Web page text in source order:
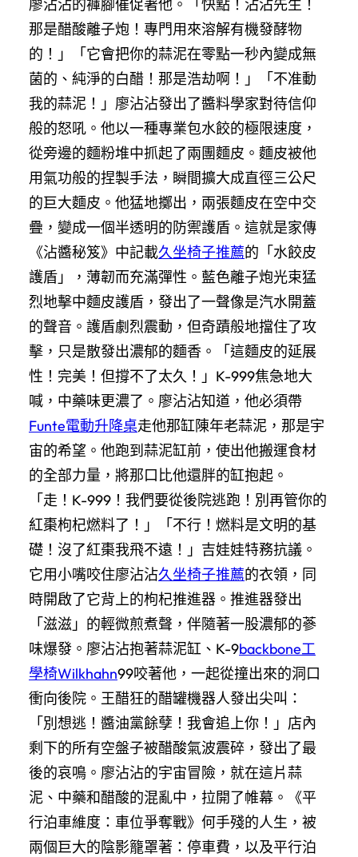
廖沾沾的褲腳催促著他。「快點！沾沾先生！
那是醋酸離子炮！專門用來溶解有機發酵物
的！」「它會把你的蒜泥在零點一秒內變成無
菌的、純淨的白醋！那是浩劫啊！」「不准動
我的蒜泥！」廖沾沾發出了醬料學家對待信仰
般的怒吼。他以一種專業包水餃的極限速度，
從旁邊的麵粉堆中抓起了兩團麵皮。麵皮被他
用氣功般的捏製手法，瞬間擴大成直徑三公尺
的巨大麵皮。他猛地擲出，兩張麵皮在空中交
疊，變成一個半透明的防禦護盾。這就是家傳
《沾醬秘笈》中記載久坐椅子推薦的「水餃皮
護盾」，薄韌而充滿彈性。藍色離子炮光束猛
烈地擊中麵皮護盾，發出了一聲像是汽水開蓋
的聲音。護盾劇烈震動，但奇蹟般地擋住了攻
擊，只是散發出濃郁的麵香。「這麵皮的延展
性！完美！但撐不了太久！」K-999焦急地大
喊，中藥味更濃了。廖沾沾知道，他必須帶
Funte電動升降桌走他那缸陳年老蒜泥，那是宇
宙的希望。他跑到蒜泥缸前，使出他搬運食材
的全部力量，將那口比他還胖的缸抱起。
「走！K-999！我們要從後院逃跑！別再管你的
紅棗枸杞燃料了！」「不行！燃料是文明的基
礎！沒了紅棗我飛不遠！」吉娃娃特務抗議。
它用小嘴咬住廖沾沾久坐椅子推薦的衣領，同
時開啟了它背上的枸杞推進器。推進器發出
「滋滋」的輕微煎煮聲，伴隨著一股濃郁的蔘
味爆發。廖沾沾抱著蒜泥缸、K-9backbone工
學椅Wilkhahn99咬著他，一起從撞出來的洞口
衝向後院。王醋狂的醋罐機器人發出尖叫：
「別想逃！醬油黨餘孽！我會追上你！」店內
剩下的所有空盤子被醋酸氣波震碎，發出了最
後的哀鳴。廖沾沾的宇宙冒險，就在這片蒜
泥、中藥和醋酸的混亂中，拉開了帷幕。《平
行泊車維度：車位爭奪戰》何手殘的人生，被
兩個巨大的陰影籠罩著：停車費，以及平行泊